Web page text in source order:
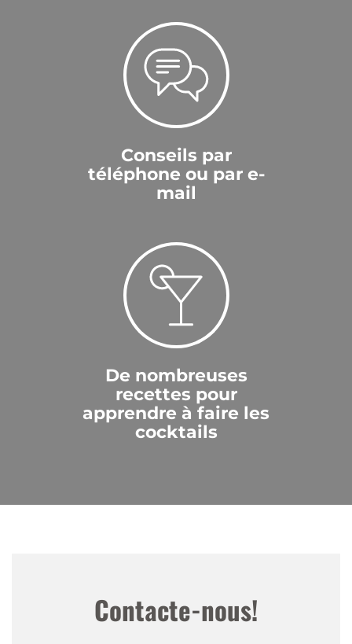
Conseils par
téléphone ou par e-
mail
De nombreuses
recettes pour
apprendre à faire les
cocktails
Contacte-nous!